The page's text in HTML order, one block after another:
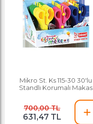
Mikro St. Ks 115-30 30'lu
Standlı Korumalı Makas
700,00 TL
631,47 TL